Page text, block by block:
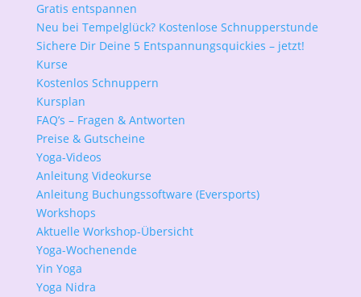
Gratis entspannen
Neu bei Tempelglück? Kostenlose Schnupperstunde
Sichere Dir Deine 5 Entspannungsquickies – jetzt!
Kurse
Kostenlos Schnuppern
Kursplan
FAQ’s – Fragen & Antworten
Preise & Gutscheine
Yoga-Videos
Anleitung Videokurse
Anleitung Buchungssoftware (Eversports)
Workshops
Aktuelle Workshop-Übersicht
Yoga-Wochenende
Yin Yoga
Yoga Nidra